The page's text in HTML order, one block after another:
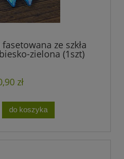
ze szkła
zielona (1szt)
zł
do koszyka